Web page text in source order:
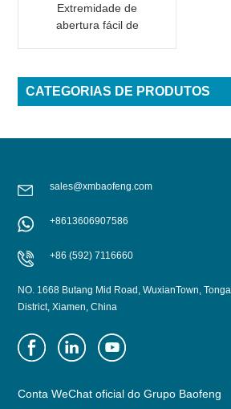
Extremidade de
abertura fácil de
CATEGORIAS DE PRODUTOS
sales@xmbaofeng.com
+8613606907586
+86 (592) 7116660
NO. 1668 Butang Mid Road, WuxianTown,
District, Xiamen, China
Conta WeChat oficial do Grupo Baofeng